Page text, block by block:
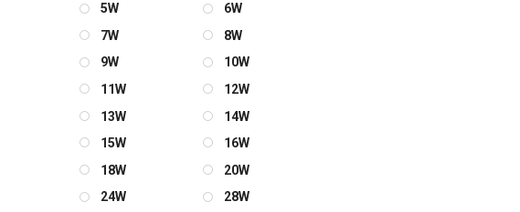
5W
6W
7W
8W
9W
10W
11W
12W
13W
14W
15W
16W
18W
20W
24W
28W